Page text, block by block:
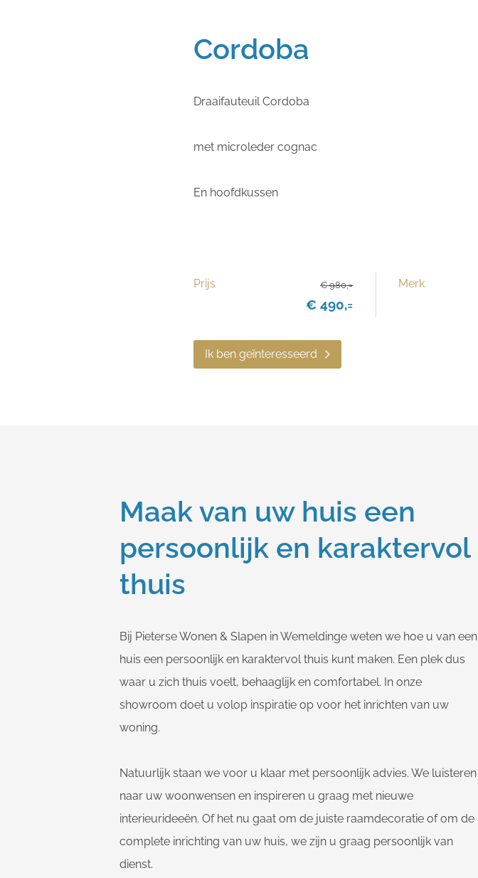
Cordoba
Draaifauteuil Cordoba
met microleder cognac
En hoofdkussen
Prijs € 980,=
€ 490,=
Merk
Ik ben geïnteresseerd
Maak van uw huis een
persoonlijk en karaktervol
thuis
Bij Pieterse Wonen & Slapen in Wemeldinge weten we hoe u van een
huis een persoonlijk en karaktervol thuis kunt maken. Een plek dus
waar u zich thuis voelt, behaaglijk en comfortabel. In onze
showroom doet u volop inspiratie op voor het inrichten van uw
woning.
Natuurlijk staan we voor u klaar met persoonlijk advies. We luisteren
naar uw woonwensen en inspireren u graag met nieuwe
interieurideeën. Of het nu gaat om de juiste raamdecoratie of om de
complete inrichting van uw huis, we zijn u graag persoonlijk van
dienst.